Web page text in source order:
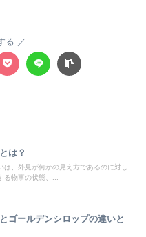
る
は？
、外見が何かの見え方であるのに対し
物事の状態、...
ゴールデンシロップの違いと